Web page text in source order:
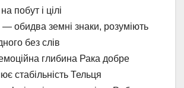
побут і цілі
— обидва земні знаки, розуміють
без слів
глибина Рака добре
стабільність Тельця